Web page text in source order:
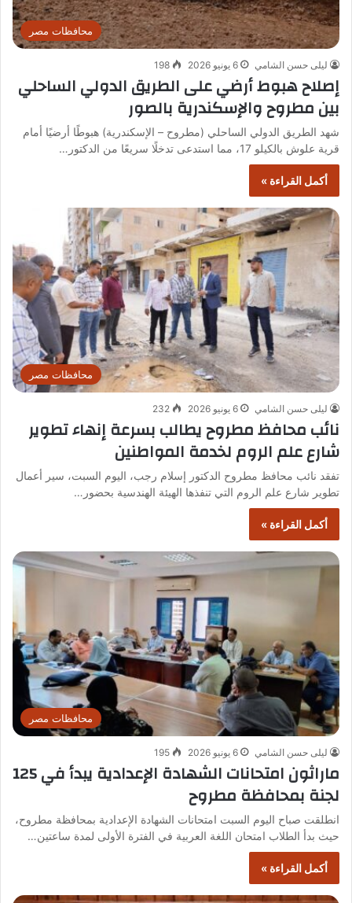
محافظات مصر
ليلى حسن الشامي 6 يونيو 2026 198
إصلاح هبوط أرضي على الطريق الدولي الساحلي
بين مطروح والإسكندرية بالصور
شهد الطريق الدولي الساحلي (مطروح – الإسكندرية) هبوطًا أرضيًا أمام
قرية علوش بالكيلو 17، مما استدعى تدخلًا سريعًا من الدكتور…
أكمل القراءة »
محافظات مصر
ليلى حسن الشامي 6 يونيو 2026 232
نائب محافظ مطروح يطالب بسرعة إنهاء تطوير
شارع علم الروم لخدمة المواطنين
تفقد نائب محافظ مطروح الدكتور إسلام رجب، اليوم السبت، سير أعمال
تطوير شارع علم الروم التي تنفذها الهيئة الهندسية بحضور…
أكمل القراءة »
محافظات مصر
ليلى حسن الشامي 6 يونيو 2026 195
ماراثون امتحانات الشهادة الإعدادية يبدأ في 125
لجنة بمحافظة مطروح
انطلقت صباح اليوم السبت امتحانات الشهادة الإعدادية بمحافظة مطروح،
حيث بدأ الطلاب امتحان اللغة العربية في الفترة الأولى لمدة ساعتين…
أكمل القراءة »